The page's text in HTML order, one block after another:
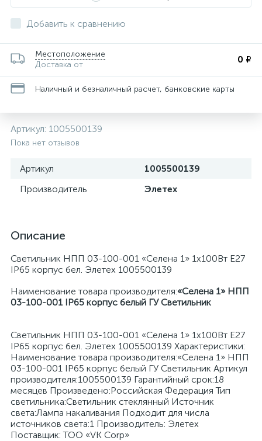
Добавить к сравнению
Местоположение
Доставка от
0 ₽
Наличный и безналичный расчет, банковские карты
Артикул: 1005500139
Пока нет отзывов
Артикул
1005500139
Производитель
Элетех
Описание
Светильник НПП 03-100-001 «Селена 1» 1х100Вт E27
IP65 корпус бел. Элетех 1005500139
Наименование товара производителя:«Селена 1» НПП
03-100-001 IP65 корпус белый ГУ Светильник
Светильник НПП 03-100-001 «Селена 1» 1х100Вт E27
IP65 корпус бел. Элетех 1005500139 Характеристики:
Наименование товара производителя:«Селена 1» НПП
03-100-001 IP65 корпус белый ГУ Светильник Артикул
производителя:1005500139 Гарантийный срок:18
месяцев Произведено:Российская Федерация Тип
светильника:Светильник стеклянный Источник
света:Лампа накаливания Подходит для числа
источников света:1 Производитель: Элетех
Поставщик: ТОО «VK Corp»